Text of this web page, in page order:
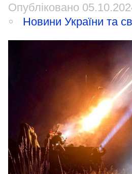
Опубліковано
Новини України та